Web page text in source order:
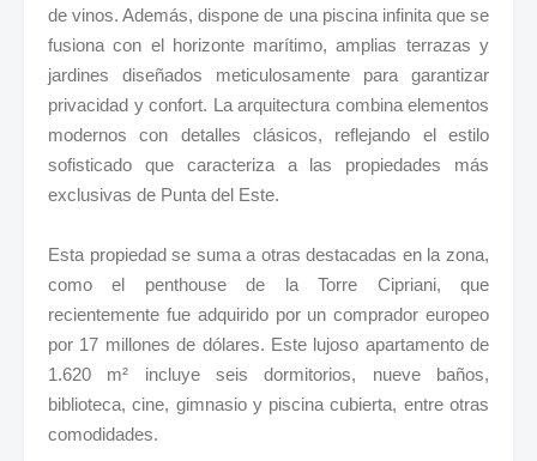
de vinos. Además, dispone de una piscina infinita que se
fusiona con el horizonte marítimo, amplias terrazas y
jardines diseñados meticulosamente para garantizar
privacidad y confort. La arquitectura combina elementos
modernos con detalles clásicos, reflejando el estilo
sofisticado que caracteriza a las propiedades más
exclusivas de Punta del Este.
Esta propiedad se suma a otras destacadas en la zona,
como el penthouse de la Torre Cipriani, que
recientemente fue adquirido por un comprador europeo
por 17 millones de dólares. Este lujoso apartamento de
1.620 m² incluye seis dormitorios, nueve baños,
biblioteca, cine, gimnasio y piscina cubierta, entre otras
comodidades.